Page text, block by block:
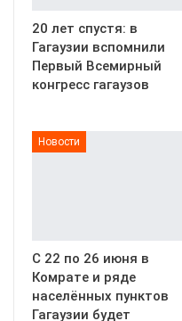
20 лет спустя: в
Гагаузии вспомнили
Первый Всемирный
конгресс гагаузов
Новости
С 22 по 26 июня в
Комрате и ряде
населённых пунктов
Гагаузии будет